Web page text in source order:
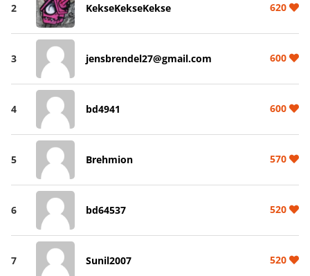
2 KekseKekseKekse 620
3 jensbrendel27@gmail.com 600
4 bd4941 600
5 Brehmion 570
6 bd64537 520
7 Sunil2007 520